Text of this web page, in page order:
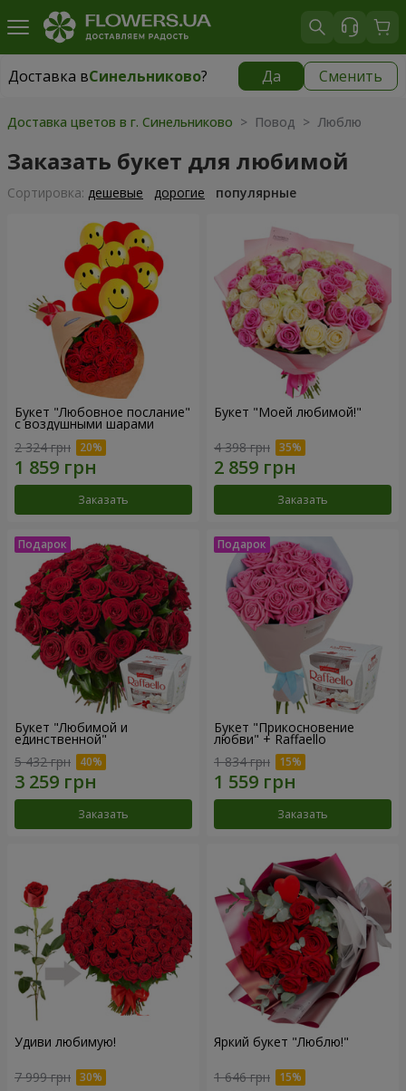
Доставка вСинельниково? Да Сменить
Доставка вСинельниково|770 грн
Доставка цветов в г. Синельниково > Повод > Люблю
Заказать букет для любимой
Cортировка: дешевые дорогие популярные
Букет "Любовное послание"
с воздушными шарами
2 324 грн
Заказать
Букет "Моей любимой!"
4 398 грн
Заказать
Букет "Любимой и
единственной"
5 432 грн
Заказать
Букет "Прикосновение
любви" + Raffaello
1 834 грн
Заказать
Удиви любимую!
7 999 грн
Яркий букет "Люблю!"
1 646 грн